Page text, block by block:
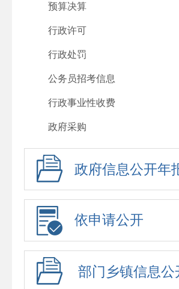
预算决算
行政许可
行政处罚
公务员招考信息
行政事业性收费
政府采购
重大项目
重大民生信息
建议提案办理
政府工作报告
政府信息公开标准目录
政府信息公开年
依申请公开
部门乡镇信息公